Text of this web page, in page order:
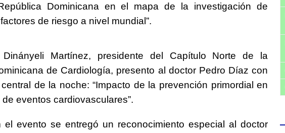
Dominicana en el mapa de la investigación de
de riesgo a nivel mundial”.
Martínez, presidente del Capítulo Norte de la
de Cardiología, presento al doctor Pedro Díaz con
de la noche: “Impacto de la prevención primordial en
de eventos cardiovasculares”.
el evento se entregó un reconocimiento especial al doctor